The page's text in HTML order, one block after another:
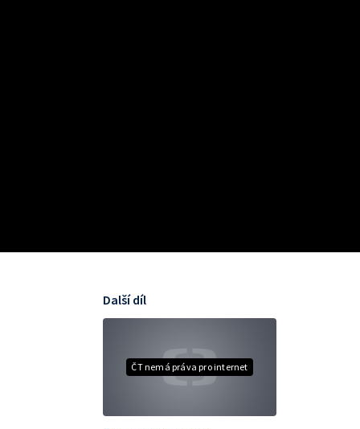
ČT nemá práva pro internet
Další díl